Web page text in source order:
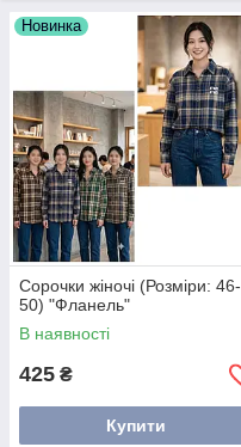
Новинка
Сорочки жіночі (Розміри: 46-
50) "Фланель"
В наявності
425 ₴
Купити